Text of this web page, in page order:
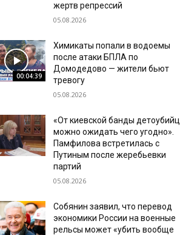
жертв репрессий
05.08.2026
00:04:39
Химикаты попали в водоемы
после атаки БПЛА по
Домодедово — жители бьют
тревогу
05.08.2026
«От киевской банды детоубийц
можно ожидать чего угодно».
Памфилова встретилась с
Путиным после жеребьевки
партий
05.08.2026
Собянин заявил, что перевод
экономики России на военные
рельсы может «убить вообще